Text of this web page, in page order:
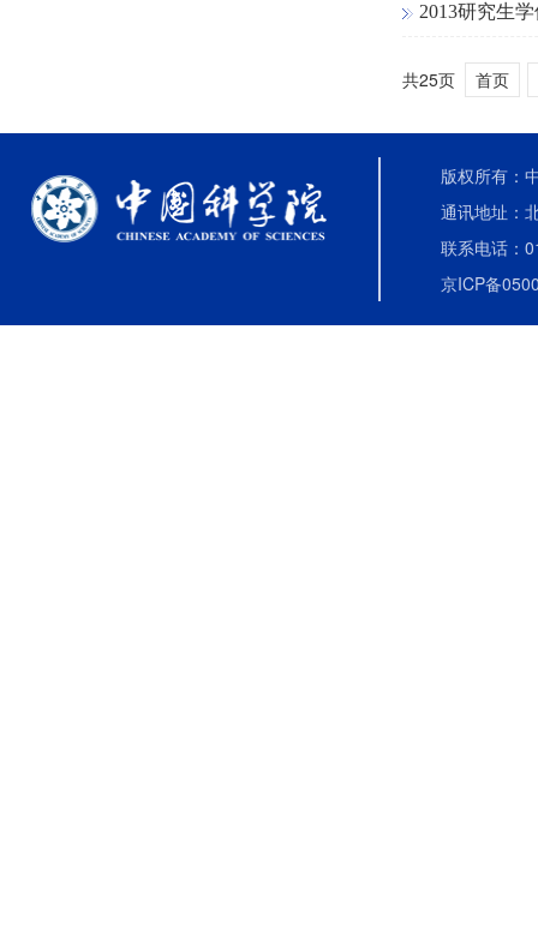
2013研究生
共25页 首页
版权所有：
通讯地址：
联系电话：
京ICP备